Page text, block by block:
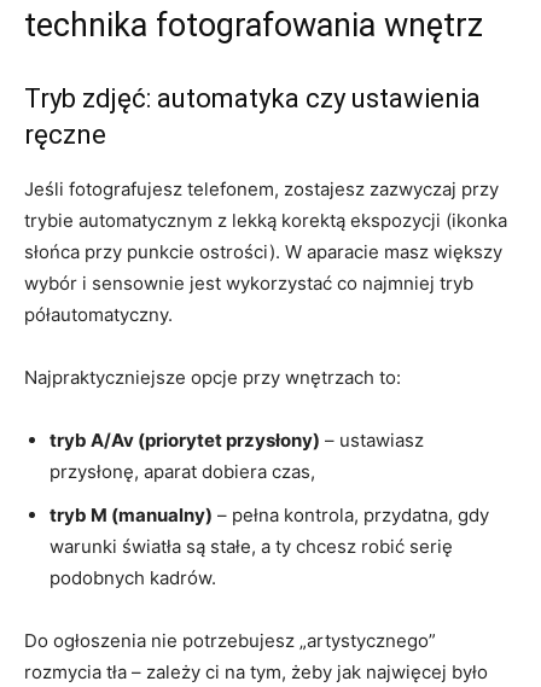
technika fotografowania wnętrz
Tryb zdjęć: automatyka czy ustawienia
ręczne
Jeśli fotografujesz telefonem, zostajesz zazwyczaj przy
trybie automatycznym z lekką korektą ekspozycji (ikonka
słońca przy punkcie ostrości). W aparacie masz większy
wybór i sensownie jest wykorzystać co najmniej tryb
półautomatyczny.
Najpraktyczniejsze opcje przy wnętrzach to:
tryb A/Av (priorytet przysłony) – ustawiasz
przysłonę, aparat dobiera czas,
tryb M (manualny) – pełna kontrola, przydatna, gdy
warunki światła są stałe, a ty chcesz robić serię
podobnych kadrów.
Do ogłoszenia nie potrzebujesz „artystycznego”
rozmycia tła – zależy ci na tym, żeby jak najwięcej było